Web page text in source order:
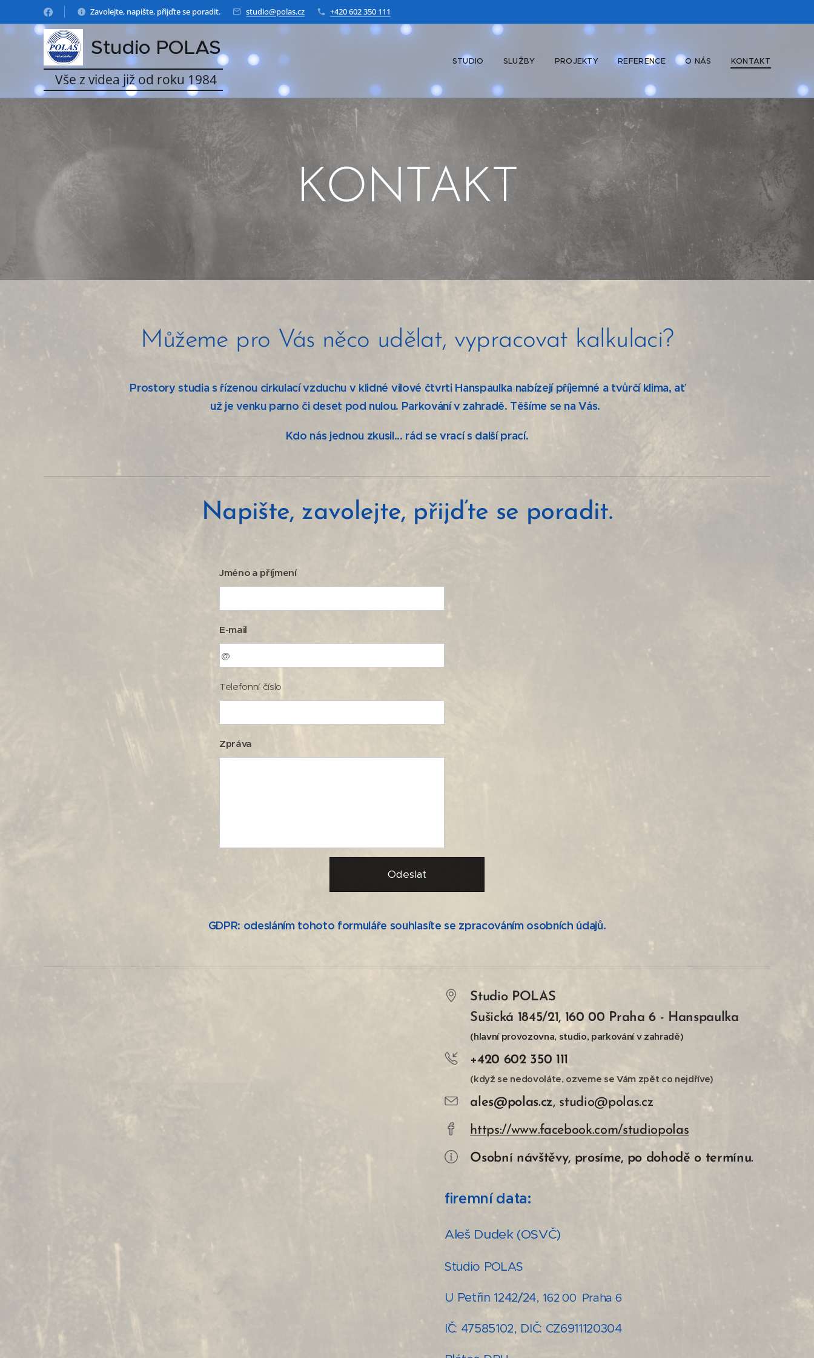
Zavolejte, napište, přijďte se poradit. studio@polas.cz +420 602 350 111
Studio POLAS
Vše z videa již od roku 1984
STUDIO SLUŽBY PROJEKTY REFERENCE O NÁS KONTAKT
KONTAKT
Můžeme pro Vás něco udělat, vypracovat kalkulaci?
Prostory studia s řízenou cirkulací vzduchu v klidné vilové čtvrti Hanspaulka nabízejí příjemné a tvůrčí klima, ať
už je venku parno či deset pod nulou. Parkování v zahradě. Těšíme se na Vás.
Kdo nás jednou zkusil... rád se vrací s další prací.
Napište, zavolejte, přijďte se poradit.
Jméno a příjmení
E-mail
Telefonní číslo
Zpráva
Odeslat
GDPR: odesláním tohoto formuláře souhlasíte se zpracováním osobních údajů.
Studio POLAS
Sušická 1845/21, 160 00 Praha 6 - Hanspaulka
(hlavní provozovna, studio, parkování v zahradě)
+420 602 350 111
(když se nedovoláte, ozveme se Vám zpět co nejdříve)
ales@polas.cz, studio@polas.cz
https://www.facebook.com/studiopolas
Osobní návštěvy, prosíme, po dohodě o termínu.
firemní data:
Aleš Dudek (OSVČ)
Studio POLAS
U Petřin 1242/24, 162 00 Praha 6
IˇČ: 47585102, DIČ: CZ6911120304